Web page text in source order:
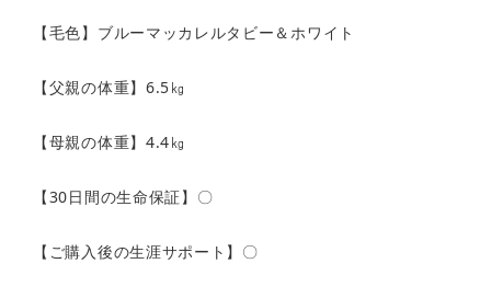
【毛色】ブルーマッカレルタビー＆ホワイト
【父親の体重】6.5㎏
【母親の体重】4.4㎏
【30日間の生命保証】〇
【ご購入後の生涯サポート】〇